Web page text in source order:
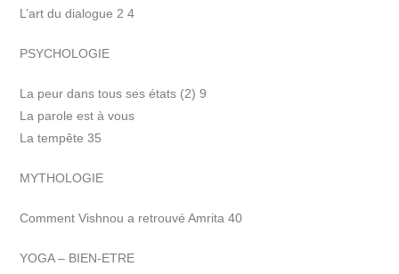
L’art du dialogue 2 4
PSYCHOLOGIE
La peur dans tous ses états (2) 9
La parole est à vous
La tempête 35
MYTHOLOGIE
Comment Vishnou a retrouvé Amrita 40
YOGA – BIEN-ETRE